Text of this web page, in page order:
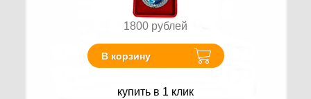
1800 рублей
В корзину
купить в 1 клик